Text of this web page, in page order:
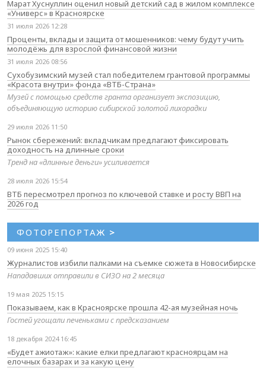
Марат Хуснуллин оценил новый детский сад в жилом комплексе
«Универс» в Красноярске
31 июля 2026 12:28
Проценты, вклады и защита от мошенников: чему будут учить
молодёжь для взрослой финансовой жизни
31 июля 2026 08:56
Сухобузимский музей стал победителем грантовой программы
«Красота внутри» фонда «ВТБ-Страна»
Музей с помощью средств гранта организует экспозицию,
объединяющую историю сибирской золотой лихорадки
29 июля 2026 11:50
Рынок сбережений: вкладчикам предлагают фиксировать
доходность на длинные сроки
Тренд на «длинные деньги» усиливается
28 июля 2026 15:54
ВТБ пересмотрел прогноз по ключевой ставке и росту ВВП на
2026 год
ФОТОРЕПОРТАЖ >
09 июня 2025 15:40
Журналистов избили палками на съемке сюжета в Новосибирске
Нападавших отправили в СИЗО на 2 месяца
19 мая 2025 15:15
Показываем, как в Красноярске прошла 42-ая музейная ночь
Гостей угощали печеньками с предсказанием
18 декабря 2024 16:45
«Будет ажиотаж»: какие елки предлагают красноярцам на
елочных базарах и за какую цену